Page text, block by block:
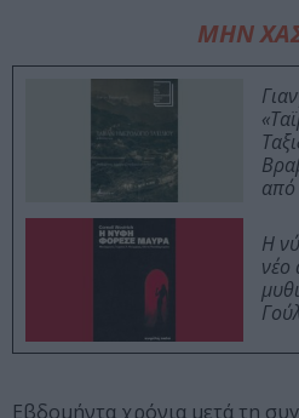
ΜΗΝ
από
Η
νέο
Εβδομήντα χρόνια μετά τη